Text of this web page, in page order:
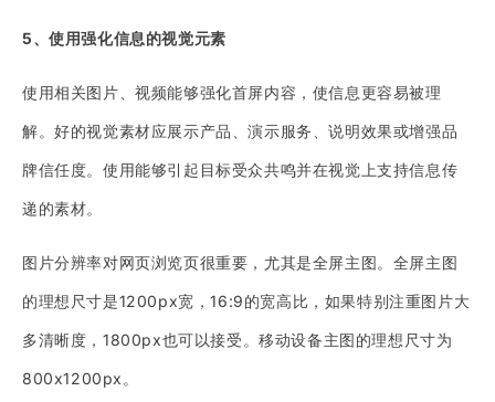
5、使用强化信息的视觉元素
使用相关图片、视频能够强化首屏内容，使信息更容易被理
解。好的视觉素材应展示产品、演示服务、说明效果或增强品
牌信任度。使用能够引起目标受众共鸣并在视觉上支持信息传
递的素材。
图片分辨率对网页浏览页很重要，尤其是全屏主图。全屏主图
的理想尺寸是1200px宽，16:9的宽高比，如果特别注重图片大
多清晰度，1800px也可以接受。移动设备主图的理想尺寸为
800x1200px。